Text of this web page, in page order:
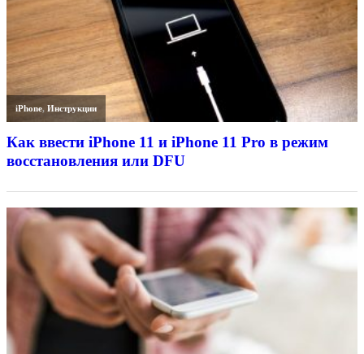
iPhone,Инструкции
Как ввести iPhone 11 и iPhone 11 Pro в режим
восстановления или DFU